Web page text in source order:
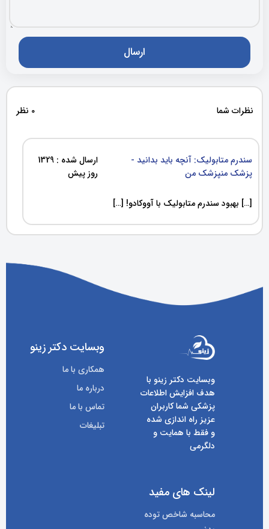
نظرات شما 0 نظر
سندرم متابولیک: آنچه باید بدانید -
پزشک منپزشک من
ارسال شده : 1329
روز پیش
[…] بهبود سندرم متابولیک با آووکادو! […]
وبسایت دکتر زینو با
هدف افزایش اطلاعات
پزشکی شما کاربران
عزیز راه اندازی شده
و فقط با همایت و
دلگرمی
وبسایت دکتر زینو
همکاری با ما
درباره ما
تماس با ما
تبلیغات
لینک های مفید
محاسبه شاخص توده